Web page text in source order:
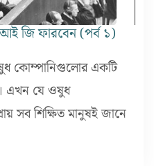
আই জি ফারবেন (পর্ব ১)
কোম্পানিগুলোর একটি
এখন যে ওষুধ
সব শিক্ষিত মানুষই জানে